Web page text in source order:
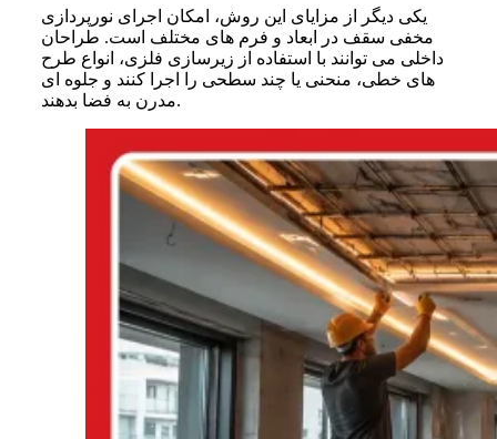
یکی دیگر از مزایای این روش، امکان اجرای نورپردازی
مخفی سقف در ابعاد و فرم های مختلف است. طراحان
داخلی می توانند با استفاده از زیرسازی فلزی، انواع طرح
های خطی، منحنی یا چند سطحی را اجرا کنند و جلوه ای
مدرن به فضا بدهند.